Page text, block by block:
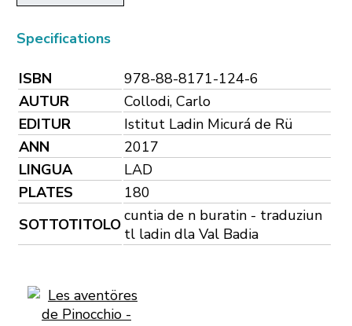
Specifications
ISBN
978-88-8171-124-6
AUTUR
Collodi, Carlo
EDITUR
Istitut Ladin Micurá de Rü
ANN
2017
LINGUA
LAD
PLATES
180
SOTTOTITOLOcuntia de n buratin - traduziun
tl ladin dla Val Badia